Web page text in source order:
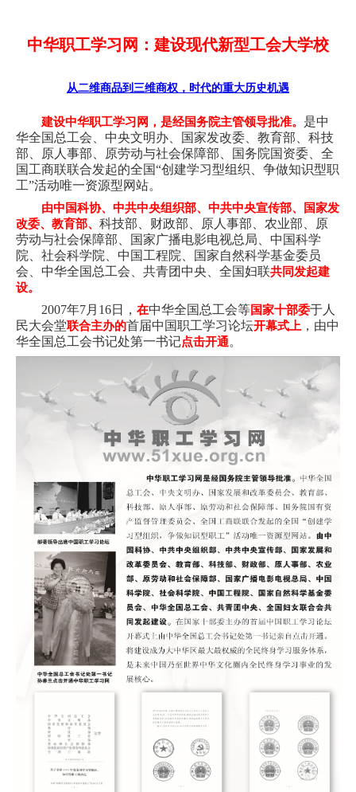
中华职工学习网：建设现代新型工会大学校
从二维商品到三维商权，时代的重大历史机遇
建设中华职工学习网，是经国务院主管领导批准。 是中
华全国总工会、中央文明办、国家发改委、教育部、科技
部、原人事部、原劳动与社会保障部、国务院国资委、全
国工商联联合发起的全国“创建学习型组织、争做知识型职
工”活动唯一资源型网站。
由中国科协、中共中央组织部、中共中央宣传部、国家发
改委、教育部、 科技部、财政部、原人事部、农业部、原
劳动与社会保障部、国家广播电影电视总局、中国科学
院、社会科学院、中国工程院、国家自然科学基金委员
会、中华全国总工会、共青团中央、全国妇联共同发起建
设。
2007年7月16日， 在中华全国总工会等国家十部委于人
民大会堂联合主办的首届中国职工学习论坛开幕式上 ，由中
华全国总工会书记处第一书记点击开通。